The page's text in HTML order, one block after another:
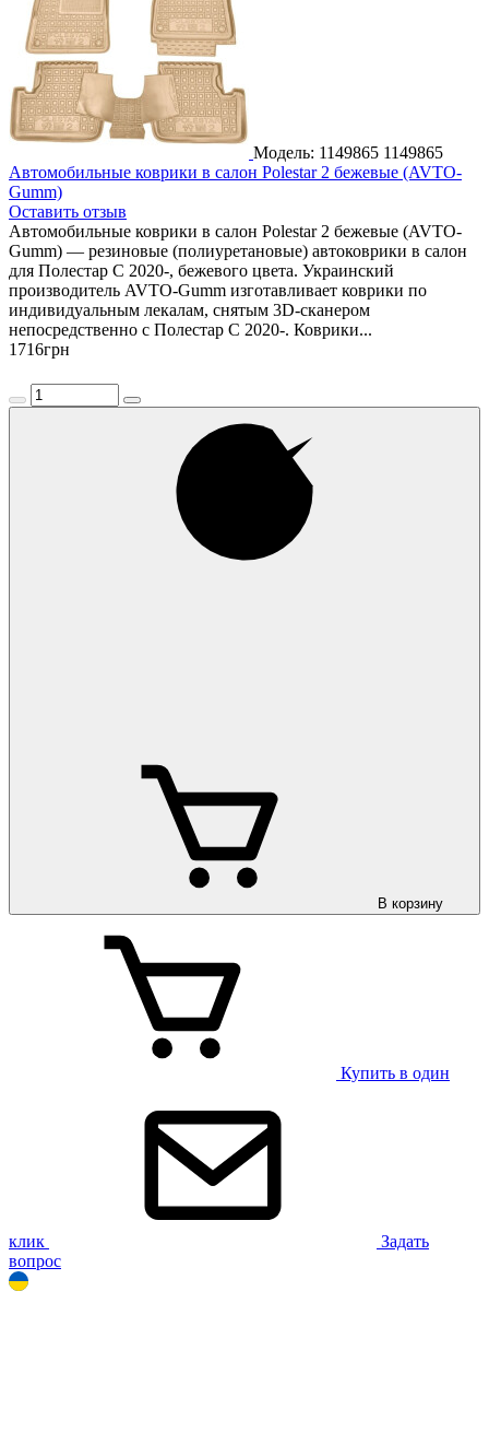
Модель: 1149865 1149865
Автомобильные коврики в салон Polestar 2 бежевые (AVTO-
Gumm)
Оставить отзыв
Автомобильные коврики в салон Polestar 2 бежевые (AVTO-
Gumm) — резиновые (полиуретановые) автоковрики в салон
для Полестар С 2020-, бежевого цвета. Украинский
производитель AVTO-Gumm изготавливает коврики по
индивидуальным лекалам, снятым 3D-сканером
непосредственно с Полестар С 2020-. Коврики...
1716грн
В корзину
Купить в один
клик
Задать
вопрос